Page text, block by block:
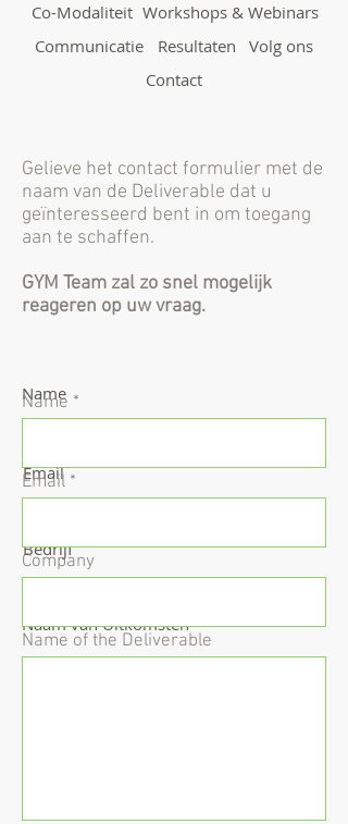
Gelieve het contact formulier met de
naam van de Deliverable dat u
geïnteresseerd bent in om toegang
aan te schaffen.
GYM Team zal zo snel mogelijk
reageren op uw vraag.
Co-Modaliteit Workshops & Webinars
Communicatie
Resultaten
Volg ons
Contact
Name
Email
Bedrijf
Naam van Uitkomsten
Name
Email
Company
Name of the Deliverable